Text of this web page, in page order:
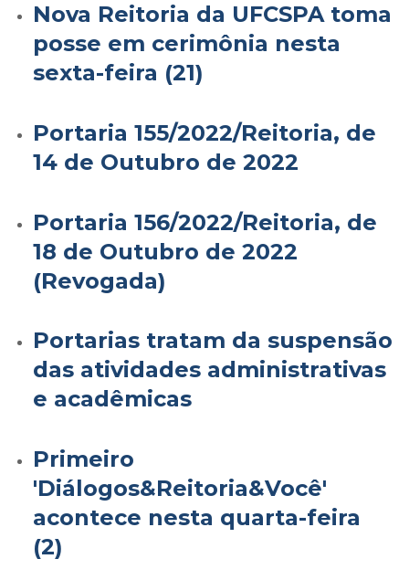
Nova Reitoria da UFCSPA toma
posse em cerimônia nesta
sexta-feira (21)
Portaria 155/2022/Reitoria, de
14 de Outubro de 2022
Portaria 156/2022/Reitoria, de
18 de Outubro de 2022
(Revogada)
Portarias tratam da suspensão
das atividades administrativas
e acadêmicas
Primeiro
'Diálogos&Reitoria&Você'
acontece nesta quarta-feira
(2)